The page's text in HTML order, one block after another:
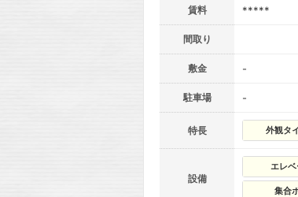
賃料 *****
間取り
敷金 -
駐車場 -
特長 外観タ
設備
エレ
集合